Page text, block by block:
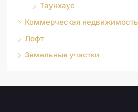
Таунхаус
Коммерческая недвижимость
Лофт
Земельные участки